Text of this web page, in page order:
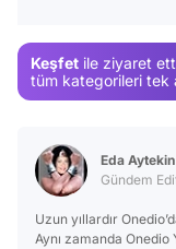
Keşfet ile ziyaret
tüm kategorileri tek
Eda Aytekin
Gündem
Uzun yıllardır
Aynı zamanda Onedio